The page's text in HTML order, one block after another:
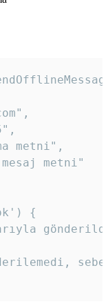
metni",
metni"
{